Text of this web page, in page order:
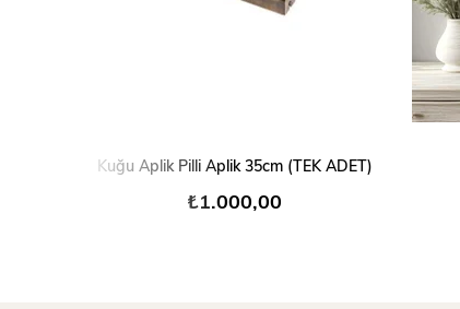
Kuğu Aplik Pilli Aplik 35cm (TEK ADET)
₺1.000,00